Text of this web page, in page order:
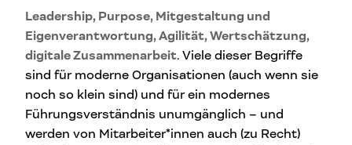
Leadership, Purpose, Mitgestaltung und
Eigenverantwortung, Agilität, Wertschätzung,
digitale Zusammenarbeit. Viele dieser Begriffe
sind für moderne Organisationen (auch wenn sie
noch so klein sind) und für ein modernes
Führungsverständnis unumgänglich – und
werden von Mitarbeiter*innen auch (zu Recht)